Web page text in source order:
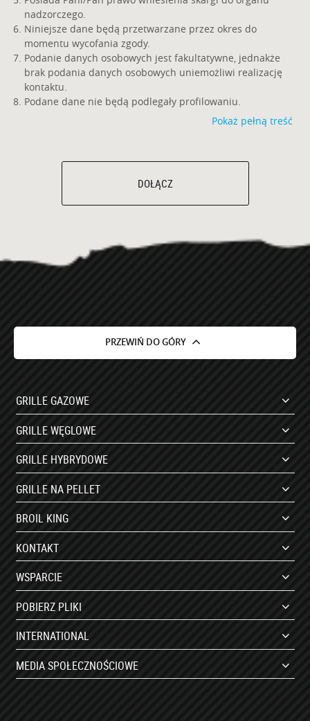
nadzorczego.
Niniejsze dane będą przetwarzane przez okres do
momentu wycofania zgody.
Podanie danych osobowych jest fakultatywne, jednakże
brak podania danych osobowych uniemożliwi realizację
kontaktu.
Podane dane nie będą podlegały profilowaniu.
Pokaż pełną treść
DOŁĄCZ
PRZEWIŃ DO GÓRY
GRILLE GAZOWE
GRILLE WĘGLOWE
GRILLE HYBRYDOWE
GRILLE NA PELLET
BROIL KING
KONTAKT
WSPARCIE
POBIERZ PLIKI
INTERNATIONAL
MEDIA SPOŁECZNOŚCIOWE